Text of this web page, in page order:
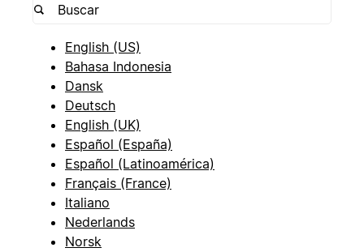
English (US)
Bahasa Indonesia
Dansk
Deutsch
English (UK)
Español (España)
Español (Latinoamérica)
Français (France)
Italiano
Nederlands
Norsk